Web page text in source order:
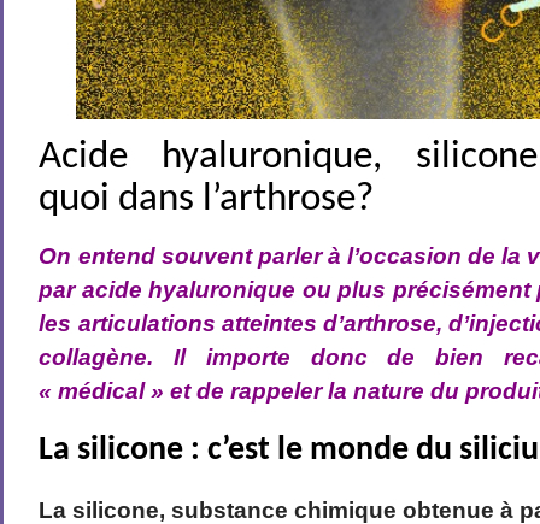
Acide hyaluronique,
quoi dans l’arthrose?
On entend souvent parler à l’occasion de la
par acide hyaluronique ou plus précisément
les articulations atteintes d’arthrose,
collagène. Il importe donc de bien
« médical » et de rappeler la nature du
La silicone : c’est le monde du
La silicone, substance chimique obtenue à